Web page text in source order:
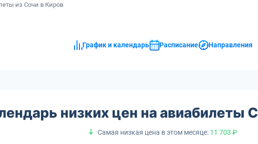
из Сочи в Киров
График и календарь Расписание Направления
низких цен на авиабилеты
Самая низкая цена в этом месяце: 11 703 ₽